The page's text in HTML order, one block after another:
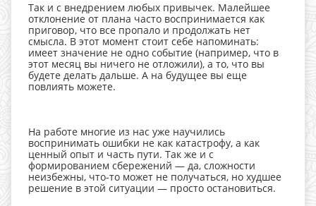
Так и с внедрением любых привычек. Малейшее
отклонение от плана часто воспринимается как
приговор, что все пропало и продолжать нет
смысла. В этот момент стоит себе напоминать:
имеет значение не одно событие (например, что в
этот месяц вы ничего не отложили), а то, что вы
будете делать дальше. А на будущее вы еще
повлиять можете.
На работе многие из нас уже научились
воспринимать ошибки не как катастрофу, а как
ценный опыт и часть пути. Так же и с
формированием сбережений — да, сложности
неизбежны, что-то может не получаться, но худшее
решение в этой ситуации — просто остановиться.